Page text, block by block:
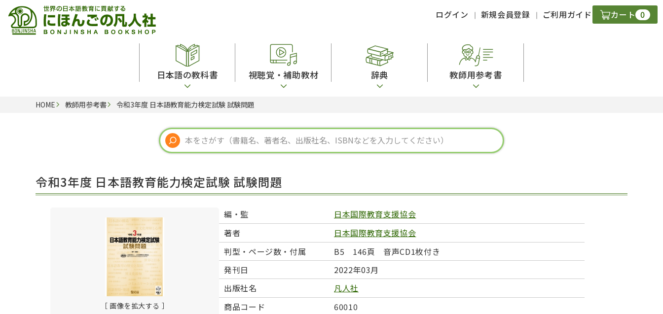
ログイン 新規会員登録 ご利用ガイド カート 0
日本語の教科書
留学生向け専門分野
子ども向け
文法
発音・聴解
作文
練習問題
日本語能力試験対策
日本留学試験対策
学校情報
日本語学習関連副読本
定期刊行物
視聴覚・補助教材
カード・ゲーム・絵教材
絵本・子ども向け補助 図表
辞典
スペイン語辞典
中国語辞典
ドイツ語辞典
ポルトガル語辞典
ロシア語辞典
語学・文法辞典
表現・用字用語辞典 比較文化辞典
教師用参考書
語彙・意味
文章・談話・表現
表記
言語学
多言語社会・言語政策
言語の諸相
アカデミック・スキル
HOME 教師用参考書 令和3年度 日本語教育能力検定試験 試験問題
令和3年度 日本語教育能力検定試験 試験問題
［ 画像を拡大する ］
編・監
日本国際教育支援協会
著者
日本国際教育支援協会
判型・ページ数・付属
B5 146頁 音声CD1枚付き
発刊日
2022年03月
出版社名
凡人社
商品コード
60010